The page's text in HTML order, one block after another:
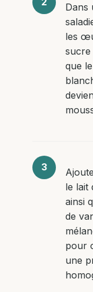
Dans
les
sucre
que
le lait
ainsi
de
pour
une